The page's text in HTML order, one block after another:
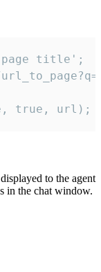
title';
true, url);
to the agent
in the chat window.